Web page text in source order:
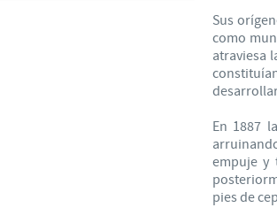
Sus
como
atraviesa
En 1887
empuje y
pies de